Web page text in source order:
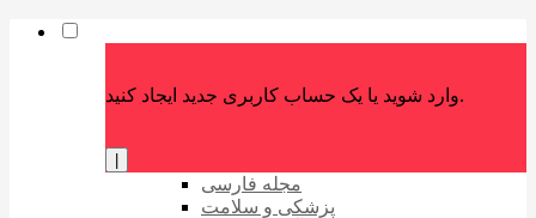
وارد شوید یا یک حساب کاربری جدید ایجاد کنید.
مجله فارسی
پزشکی و سلامت